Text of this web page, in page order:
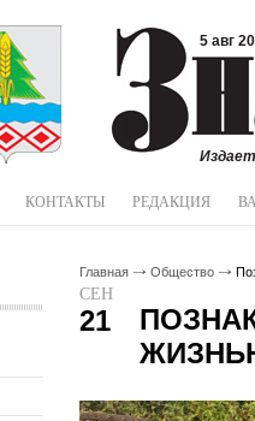
5 авг
КОНТАКТЫ РЕДАКЦИЯ
Главная Общество
СЕН
21